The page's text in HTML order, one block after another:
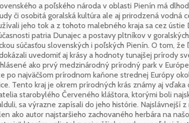
a poľského národa v oblasti Pienín má
či osobitá goralská kultúra ale aj prirodzená vodná
jeho tok a z tohoto malebného kraja sa cez ústie
patria Dunajec a postavy pltníkov v
súčasťou slovenských i poľských Pienín. O tom,
uvedomiť aj krásy a hodnoty tunajšej prírody
ako prvý medzinárodný prírodný park v
po najväčšom prírodnom kaňone strednej Európy
Tento kraj je okrem prírodných krás známy aj
starobylého Červeného kláštora, ktorými boli
sa výrazne zapísali do jeho histórie. Najslávnejší
ako autor najstaršieho zachovaného herbára na